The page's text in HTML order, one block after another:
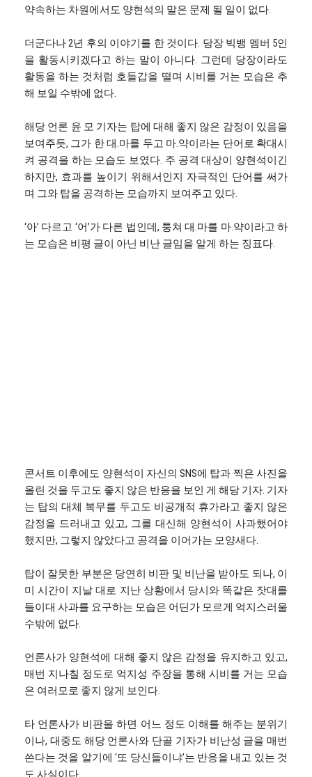
약속하는 차원에서도 양현석의 말은 문제 될 일이 없다.
더군다나 2년 후의 이야기를 한 것이다. 당장 빅뱅 멤버 5인
을 활동시키겠다고 하는 말이 아니다. 그런데 당장이라도
활동을 하는 것처럼 호들갑을 떨며 시비를 거는 모습은 추
해 보일 수밖에 없다.
해당 언론 윤 모 기자는 탑에 대해 좋지 않은 감정이 있음을
보여주듯, 그가 한 대.마를 두고 마.약이라는 단어로 확대시
켜 공격을 하는 모습도 보였다. 주 공격 대상이 양현석이긴
하지만, 효과를 높이기 위해서인지 자극적인 단어를 써가
며 그와 탑을 공격하는 모습까지 보여주고 있다.
‘아’ 다르고 ‘어’가 다른 법인데, 퉁쳐 대.마를 마.약이라고 하
는 모습은 비평 글이 아닌 비난 글임을 알게 하는 징표다.
콘서트 이후에도 양현석이 자신의 SNS에 탑과 찍은 사진을
올린 것을 두고도 좋지 않은 반응을 보인 게 해당 기자. 기자
는 탑의 대체 복무를 두고도 비공개적 휴가라고 좋지 않은
감정을 드러내고 있고, 그를 대신해 양현석이 사과했어야
했지만, 그렇지 않았다고 공격을 이어가는 모양새다.
탑이 잘못한 부분은 당연히 비판 및 비난을 받아도 되나, 이
미 시간이 지날 대로 지난 상황에서 당시와 똑같은 잣대를
들이대 사과를 요구하는 모습은 어딘가 모르게 억지스러울
수밖에 없다.
언론사가 양현석에 대해 좋지 않은 감정을 유지하고 있고,
매번 지나칠 정도로 억지성 주장을 통해 시비를 거는 모습
은 여러모로 좋지 않게 보인다.
타 언론사가 비판을 하면 어느 정도 이해를 해주는 분위기
이나, 대중도 해당 언론사와 단골 기자가 비난성 글을 매번
쓴다는 것을 알기에 ‘또 당신들이냐’는 반응을 내고 있는 것
도 사실이다.